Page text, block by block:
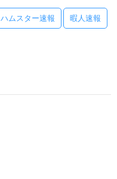
ハムスター速報 暇人速報